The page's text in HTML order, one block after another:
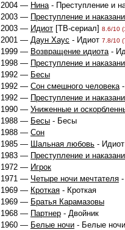
2004 — Нина- Преступление и
2003 — Преступление и
2003 — Идиот [ТВ-сериал] 8.6/10
2001 — Даун Хаус - Идиот 7.8/10
1999 — Возвращение идиота-
1998 — Преступление и
1992 — Бесы
1992 — Сон смешного человека-
1992 — Преступление и
1990 — Униженные и
1988 — Бесы - Бесы
1988 — Сон
1985 — Шальная любовь - Идиот
1983 — Преступление и
1972 — Игрок
1971 — Четыре ночи мечтателя
1969 — Кроткая - Кроткая
1969 — Братья Карамазовы
1968 — Партнер - Двойник
1960 — Белые ночи - Белые ночи